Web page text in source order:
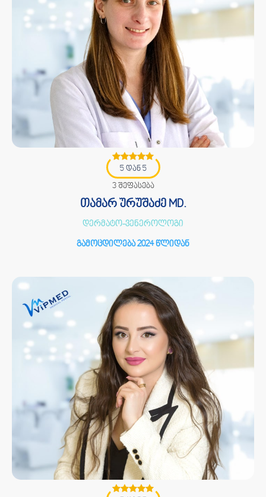
5 დან 5
3 შეფასება
თამარ ურუშაძე MD.
დერმატო-ვენეროლოგი
გამოცდილება 2024 წლიდან